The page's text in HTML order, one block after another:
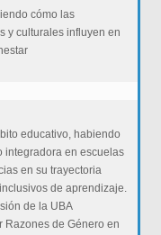
cómo las
y culturales influyen en
educativo, habiendo
integradora en escuelas
en su trayectoria
de aprendizaje.
de la UBA
Razones de Género en